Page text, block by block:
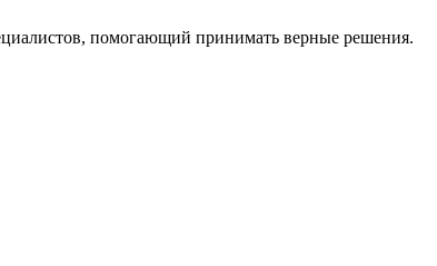
помогающий принимать верные решения.